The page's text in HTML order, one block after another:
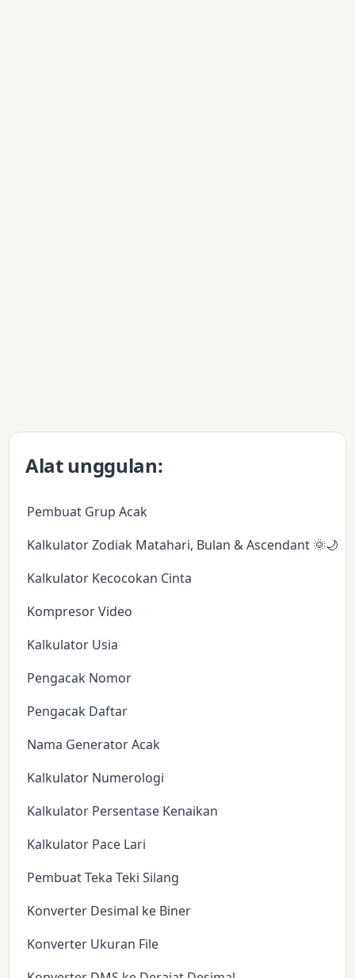
Alat unggulan:
Pembuat Grup Acak
Kalkulator Zodiak Matahari, Bulan & Ascendant 🌞🌙✨
Kalkulator Kecocokan Cinta
Kompresor Video
Kalkulator Usia
Pengacak Nomor
Pengacak Daftar
Nama Generator Acak
Kalkulator Numerologi
Kalkulator Persentase Kenaikan
Kalkulator Pace Lari
Pembuat Teka Teki Silang
Konverter Desimal ke Biner
Konverter Ukuran File